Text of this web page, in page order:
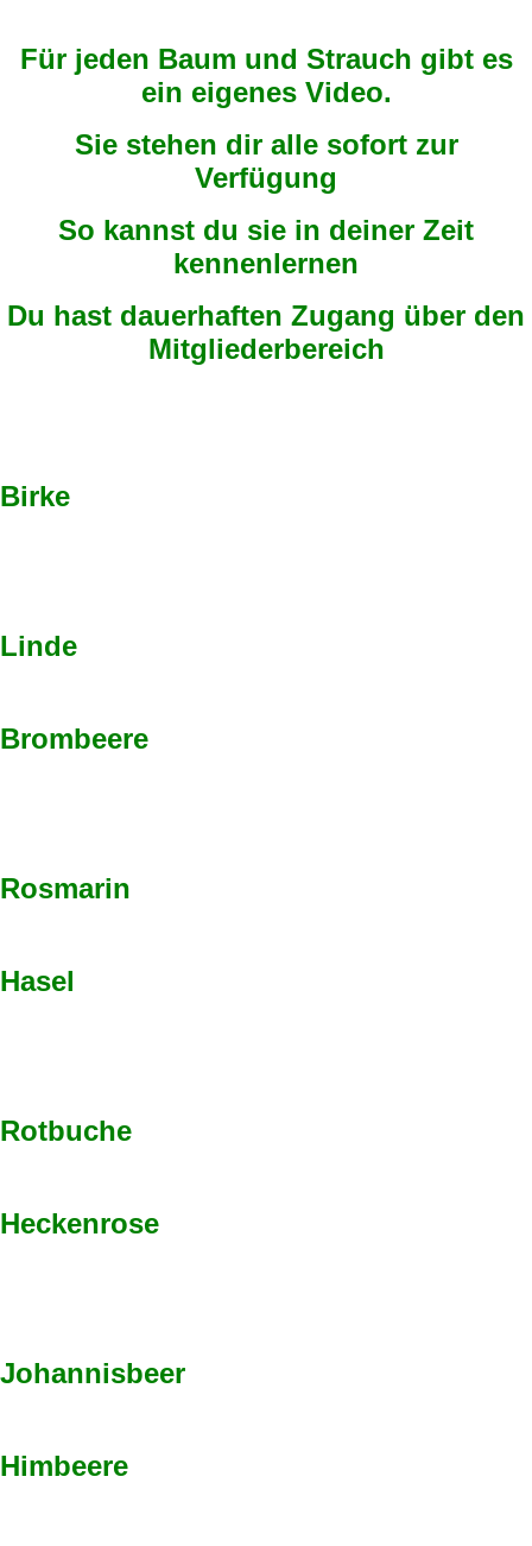
Für jeden Baum und Strauch gibt es
ein eigenes Video.
Sie stehen dir alle sofort zur
Verfügung
So kannst du sie in deiner Zeit
kennenlernen
Du hast dauerhaften Zugang über den
Mitgliederbereich
Birke
Linde
Brombeere
Rosmarin
Hasel
Rotbuche
Heckenrose
Johannisbeer
Himbeere